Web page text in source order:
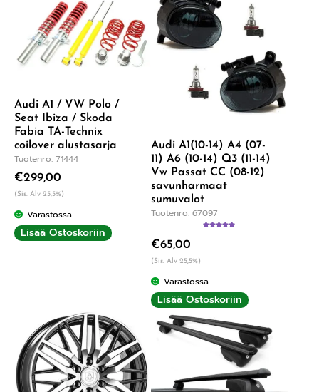
Audi A1 / VW Polo /
Seat Ibiza / Skoda
Fabia TA-Technix
coilover alustasarja
Tuotenro: 71444
€299,00
(Sis. Alv 25,5%)
Varastossa
Lisää Ostoskoriin
Audi A1(10-14) A4 (07-
11) A6 (10-14) Q3 (11-14)
Vw Passat CC (08-12)
savunharmaat
sumuvalot
Tuotenro: 67097
€65,00
(Sis. Alv 25,5%)
Varastossa
Lisää Ostoskoriin